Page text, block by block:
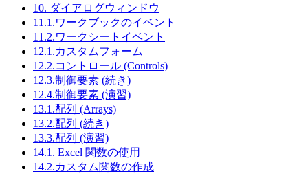
10. ダイアログウィンドウ
11.1.ワークブックのイベント
11.2.ワークシートイベント
12.1.カスタムフォーム
12.2.コントロール (Controls)
12.3.制御要素 (続き)
12.4.制御要素 (演習)
13.1.配列 (Arrays)
13.2.配列 (続き)
13.3.配列 (演習)
14.1. Excel 関数の使用
14.2.カスタム関数の作成